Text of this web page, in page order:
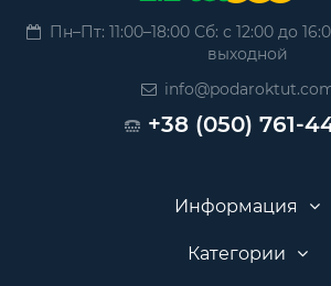
Пн–Пт: 11:00–18:00 Сб: с 12:00 до
выходной
+38 (050) 761-
Информация
Категории